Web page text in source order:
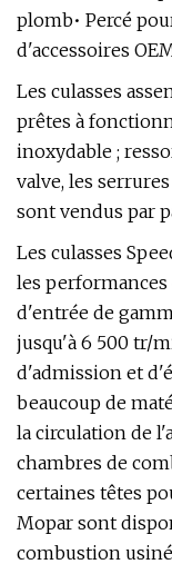
plomb• Percé
d'accessoires
Les culasses
prêtes à
inoxydable ;
valve, les
sont vendus par
Les culasses
les performances
d'entrée de
jusqu'à 6 500 tr/
d'admission et
beaucoup de
la circulation de
chambres de
certaines têtes
Mopar sont
combustion